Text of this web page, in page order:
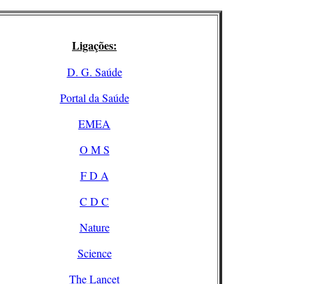
Ligações:
D. G. Saúde
Portal da Saúde
EMEA
O M S
F D A
C D C
Nature
Science
The Lancet